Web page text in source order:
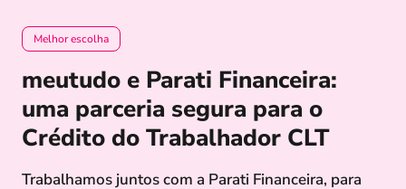
Melhor escolha
meutudo e Parati Financeira:
uma parceria segura para o
Crédito do Trabalhador CLT
Trabalhamos juntos com a Parati Financeira, para